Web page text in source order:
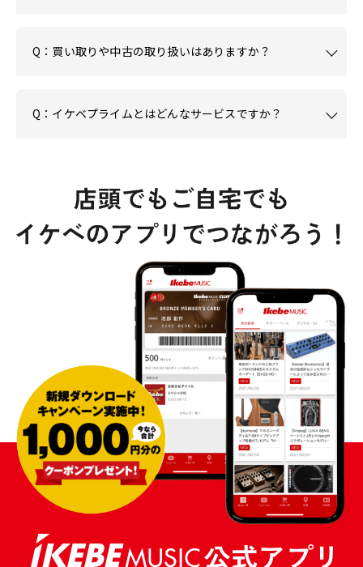
Q：買い取りや中古の取り扱いはありますか？
Q：イケベプライムとはどんなサービスですか？